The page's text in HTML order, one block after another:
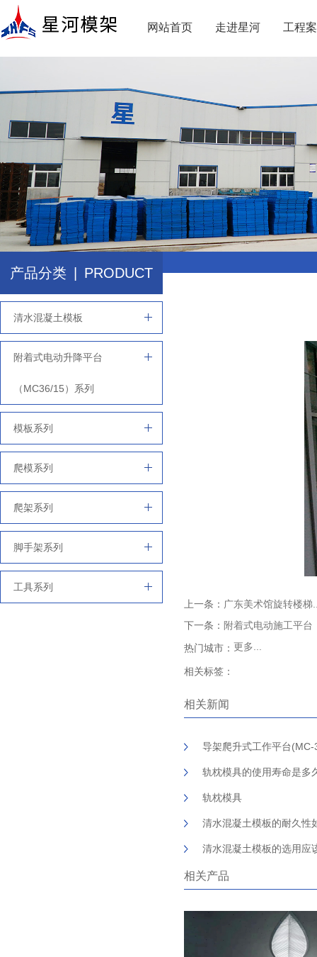
网站首页 走进星河 工程
产品分类 PRODUCT
清水混凝土模板
附着式电动升降平台
（MC36/15）系列
模板系列
爬模系列
爬架系列
脚手架系列
工具系列
上一条： 广东美术馆旋转楼梯
下一条： 附着式电动施工平台
热门城市： 更多...
相关标签：
相关新闻
导架爬升式工作平台
轨枕模具的使用寿命是多
轨枕模具
清水混凝土模板的耐久性
清水混凝土模板的选用应
相关产品